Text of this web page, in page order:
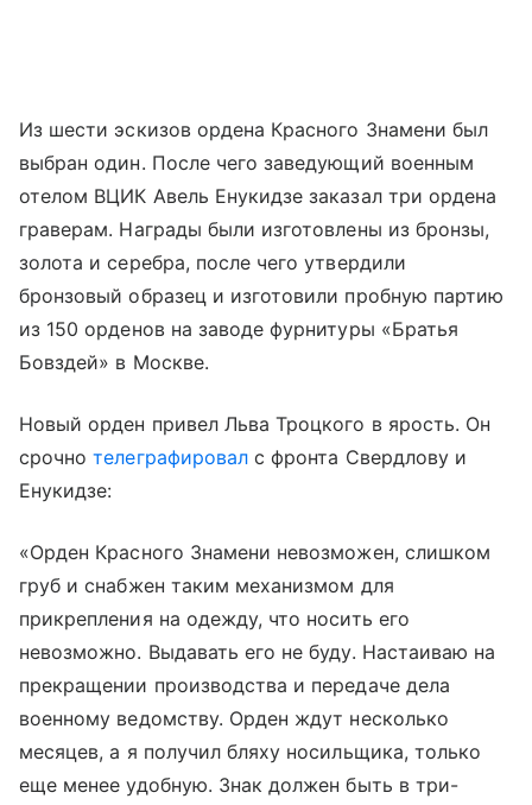
Из шести эскизов ордена Красного Знамени был
выбран один. После чего заведующий военным
отелом ВЦИК Авель Енукидзе заказал три ордена
граверам. Награды были изготовлены из бронзы,
золота и серебра, после чего утвердили
бронзовый образец и изготовили пробную партию
из 150 орденов на заводе фурнитуры «Братья
Бовздей» в Москве.
Новый орден привел Льва Троцкого в ярость. Он
срочнотелеграфировал с фронта Свердлову и
Енукидзе:
«Орден Красного Знамени невозможен, слишком
груб и снабжен таким механизмом для
прикрепления на одежду, что носить его
невозможно. Выдавать его не буду. Настаиваю на
прекращении производства и передаче дела
военному ведомству. Орден ждут несколько
месяцев, а я получил бляху носильщика, только
еще менее удобную. Знак должен быть в три-